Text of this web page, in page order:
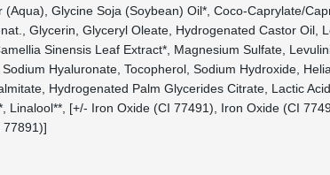
(Aqua), Glycine Soja (Soybean) Oil*, Coco-Caprylate/
Glycerin, Glyceryl Oleate, Hydrogenated Castor Oil,
Sinensis Leaf Extract*, Magnesium Sulfate,
Hyaluronate, Tocopherol, Sodium Hydroxide,
Hydrogenated Palm Glycerides Citrate, Lactic
Linalool**, [+/- Iron Oxide (CI 77491), Iron Oxide (CI
77891)]